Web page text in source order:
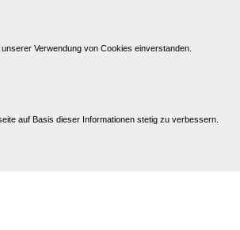
Verwendung von Cookies einverstanden.
auf Basis dieser Informationen stetig zu verbessern.